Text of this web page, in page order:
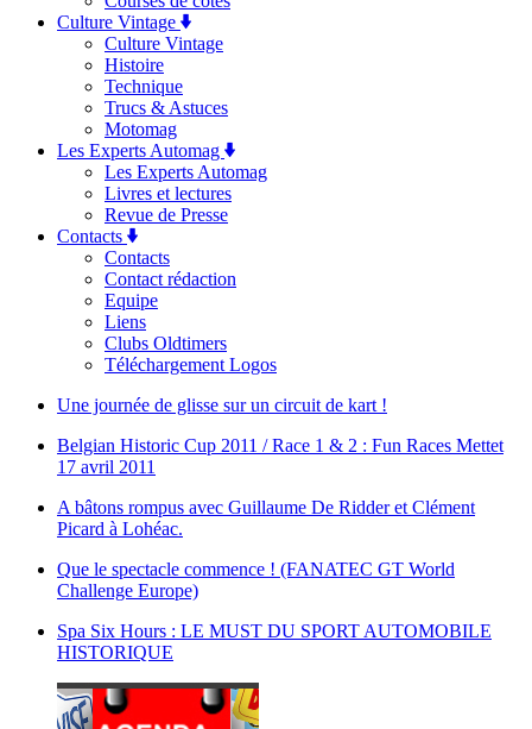
Culture Vintage
Culture Vintage
Histoire
Technique
Trucs & Astuces
Motomag
Les Experts Automag
Les Experts Automag
Livres et lectures
Revue de Presse
Contacts
Contacts
Contact rédaction
Equipe
Liens
Clubs Oldtimers
Téléchargement Logos
Une journée de glisse sur un circuit de kart !
Belgian Historic Cup 2011 / Race 1 & 2 : Fun Races Mettet
17 avril 2011
A bâtons rompus avec Guillaume De Ridder et Clément
Picard à Lohéac.
Que le spectacle commence ! (FANATEC GT World
Challenge Europe)
Spa Six Hours : LE MUST DU SPORT AUTOMOBILE
HISTORIQUE